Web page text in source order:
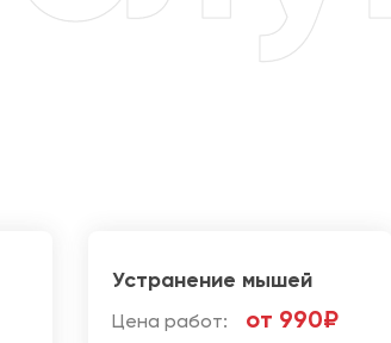
Устранение мышей
Цена работ: от 990₽